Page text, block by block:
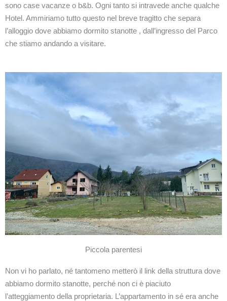
sono case vacanze o b&b. Ogni tanto si intravede anche qualche
Hotel. Ammiriamo tutto questo nel breve tragitto che separa
l’alloggio dove abbiamo dormito stanotte , dall’ingresso del Parco
che stiamo andando a visitare.
Piccola parentesi
Non vi ho parlato, né tantomeno metterò il link della struttura dove
abbiamo dormito stanotte, perché non ci è piaciuto
l’atteggiamento della proprietaria. L’appartamento in sé era anche